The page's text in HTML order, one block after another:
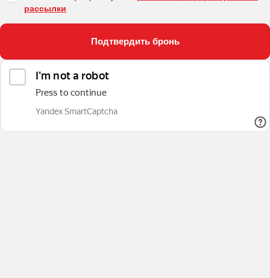
рассылки
Подтвердить бронь